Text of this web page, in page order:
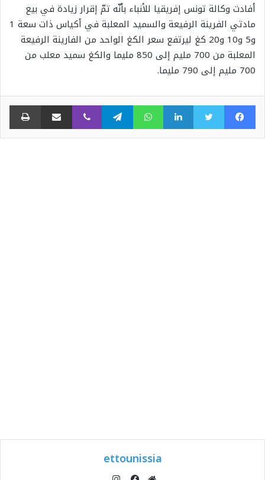
أفادت وكالة تونس إفريقيا للأنباء بأنّه تمّ إقرار زيادة في بيع
مادتي الفرينة الرفيعة والسميد المعلبة في أكياس ذات سعة 1
و5 و10 و20 كغ ليرتفع سعر الكغ الواحد من الفارينة الرفيعة
المعلبة من 700 مليم إلى 850 مليما والكغ سميد معلب من
700 مليم إلى 790 مليما.
فيسبوك تويتر لينكدإن واتساب تيلقرام ڤايبر مشاركة عبر البريد
ettounissia